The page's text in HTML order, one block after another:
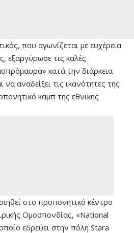
που αγωνίζεται με ευχέρεια
εξαργύρωσε τις καλές
κατά την διάρκεια
να αναδείξει τις ικανότητες της
καμπ της εθνικής
στο προπονητικό κέντρο
Ομοσπονδίας, «National
εδρεύει στην πόλη Stara